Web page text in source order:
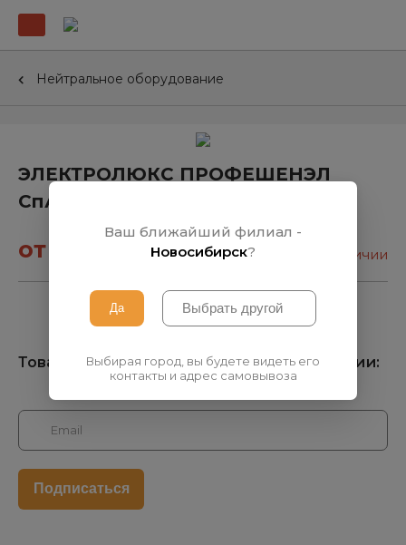
Нейтральное оборудование
ЭЛЕКТРОЛЮКС ПРОФЕШЕНЭЛ
СпА.Рабочий стол 168982
от 2 610₽ нет в наличии
Товара нет на складе, узнать о поступлении:
Ваш ближайший филиал -
Новосибирск?
Выбирая город, вы будете видеть его
контакты и адрес самовывоза